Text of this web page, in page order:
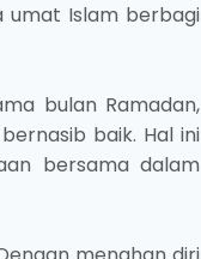
umat Islam berbagi
bulan Ramadan,
baik. Hal ini
bersama dalam